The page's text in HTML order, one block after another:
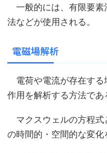
一般的には、有限要素
法などが使用される。
電磁場解析
電荷や電流が存在する
作用を解析する方法であ
マクスウェルの方程式
の時間的・空間的な変化